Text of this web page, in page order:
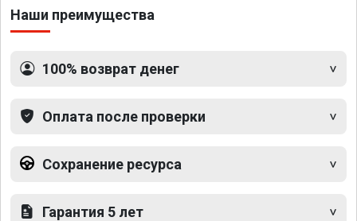
Наши преимущества
100% возврат денег
Оплата после проверки
Сохранение ресурса
Гарантия 5 лет